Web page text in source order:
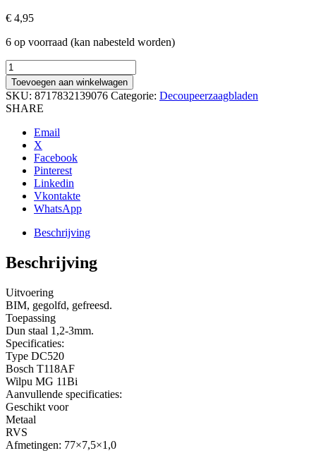
€ 4,95
6 op voorraad (kan nabesteld worden)
Decoupeerzaagblad
Metaal
2st
aantal
Toevoegen aan winkelwagen
SKU: 8717832139076 Categorie: Decoupeerzaagbladen
SHARE
Email
X
Facebook
Pinterest
Linkedin
Vkontakte
WhatsApp
Beschrijving
Beschrijving
Uitvoering
BIM, gegolfd, gefreesd.
Toepassing
Dun staal 1,2-3mm.
Specificaties:
Type DC520
Bosch T118AF
Wilpu MG 11Bi
Aanvullende specificaties:
Geschikt voor
Metaal
RVS
Afmetingen: 77×7,5×1,0